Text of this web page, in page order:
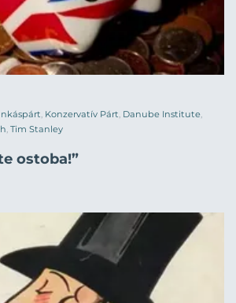
Konzervatív Párt Danube Institute
Tim Stanley
ostoba!”